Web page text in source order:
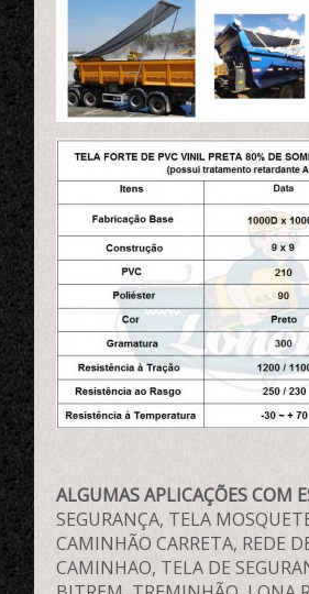
ALGUMAS APLICAÇÕES COM
SEGURANÇA, TELA
CAMINHÃO CARRETA, REDE
CAMINHAO, TELA DE